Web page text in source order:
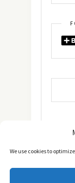
We use cookies to